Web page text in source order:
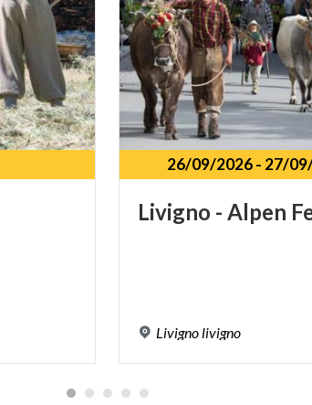
26/09/2026- 27/
Livigno - Alpen
Livignolivigno